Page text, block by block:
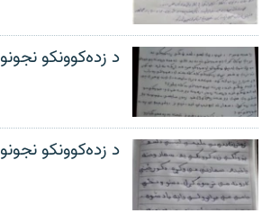
د زده‌کوونکو
د زده‌کوونکو